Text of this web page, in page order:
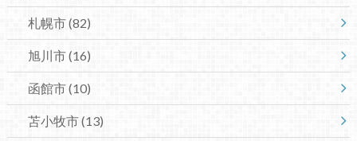
札幌市(82)
旭川市(16)
函館市(10)
苫小牧市(13)